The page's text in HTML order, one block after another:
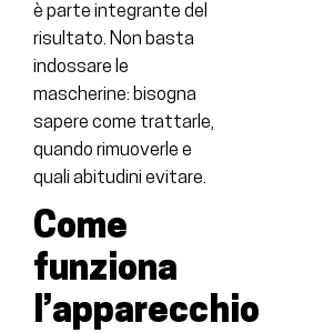
è parte integrante del
risultato. Non basta
indossare le
mascherine: bisogna
sapere come trattarle,
quando rimuoverle e
quali abitudini evitare.
Come
funziona
l’apparecchio